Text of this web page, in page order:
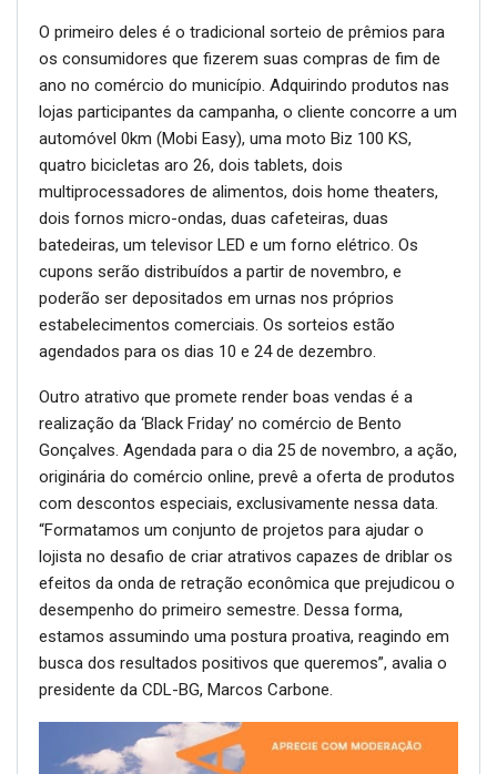
O primeiro deles é o tradicional sorteio de prêmios para
os consumidores que fizerem suas compras de fim de
ano no comércio do município. Adquirindo produtos nas
lojas participantes da campanha, o cliente concorre a um
automóvel 0km (Mobi Easy), uma moto Biz 100 KS,
quatro bicicletas aro 26, dois tablets, dois
multiprocessadores de alimentos, dois home theaters,
dois fornos micro-ondas, duas cafeteiras, duas
batedeiras, um televisor LED e um forno elétrico. Os
cupons serão distribuídos a partir de novembro, e
poderão ser depositados em urnas nos próprios
estabelecimentos comerciais. Os sorteios estão
agendados para os dias 10 e 24 de dezembro.
Outro atrativo que promete render boas vendas é a
realização da ‘Black Friday’ no comércio de Bento
Gonçalves. Agendada para o dia 25 de novembro, a ação,
originária do comércio online, prevê a oferta de produtos
com descontos especiais, exclusivamente nessa data.
“Formatamos um conjunto de projetos para ajudar o
lojista no desafio de criar atrativos capazes de driblar os
efeitos da onda de retração econômica que prejudicou o
desempenho do primeiro semestre. Dessa forma,
estamos assumindo uma postura proativa, reagindo em
busca dos resultados positivos que queremos”, avalia o
presidente da CDL-BG, Marcos Carbone.